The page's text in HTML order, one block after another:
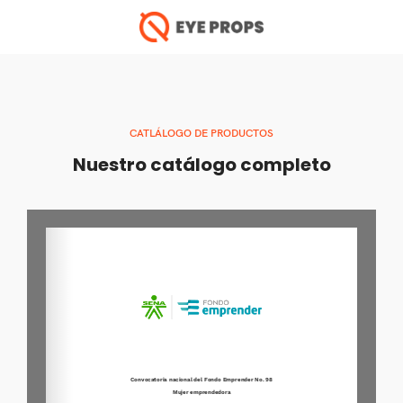
CATLÁLOGO DE PRODUCTOS
Nuestro catálogo completo